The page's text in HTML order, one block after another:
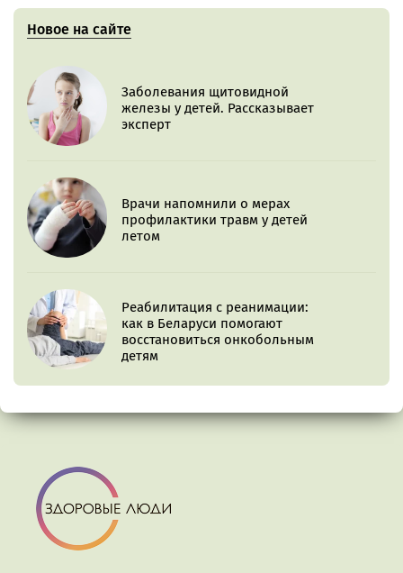
Новое на сайте
Заболевания щитовидной
железы у детей. Рассказывает
эксперт
Врачи напомнили о мерах
профилактики травм у детей
летом
Реабилитация с реанимации:
как в Беларуси помогают
восстановиться онкобольным
детям